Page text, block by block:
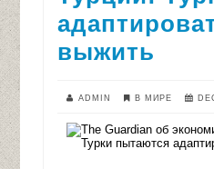
выжить
ADMIN В МИРЕ